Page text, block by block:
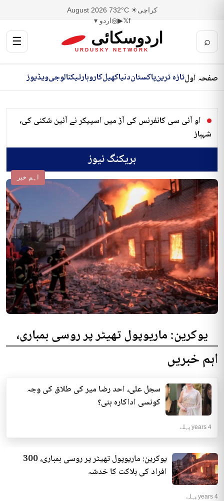
کراچی☀ 32°C
7 August 2026
f
𝕏
▶
◎اردو ▾
⌕ اردوسکائی
URDUSKY NETWORK
☰
صفحہ اولتازہ ترینپاکستاندنیاکھیلکاروبارٹیکنالوجیویڈیوز
او آئی سی کانفرنس کی آڑ میں اسپیکر نے آئین شکنی کی،
شہباز
بریکنگ نیوز
اہم خبر
یوکرین: ماریوپول تھیٹر پر روسی بمباری،
300 افراد کی ہلاکت کا خدشہ
کا خدشہ ظاہر کیا اور کہا کہ کم...
انٹرنیشنل | 4 years پہلے
اہم خبریں
سجل علی، احد رضا میر کی طلاق کی وجہ
کونسی اداکارہ بنی؟
4 years پہلے
یوکرین: ماریوپول تھیٹر پر روسی بمباری، 300
افراد کی ہلاکت کا خدشہ
4 years پہلے